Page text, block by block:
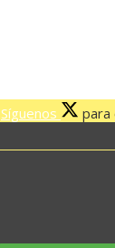
Síguenos
para